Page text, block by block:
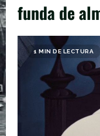
funda de
1 MIN DE LECTURA